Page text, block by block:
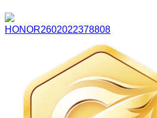
HONOR2602022378808